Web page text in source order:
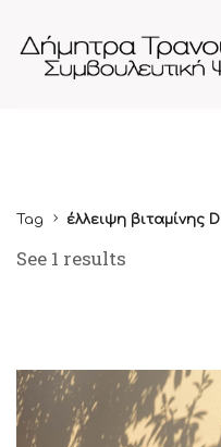
Tag έλλειψη βιταμίνης D
See 1 results